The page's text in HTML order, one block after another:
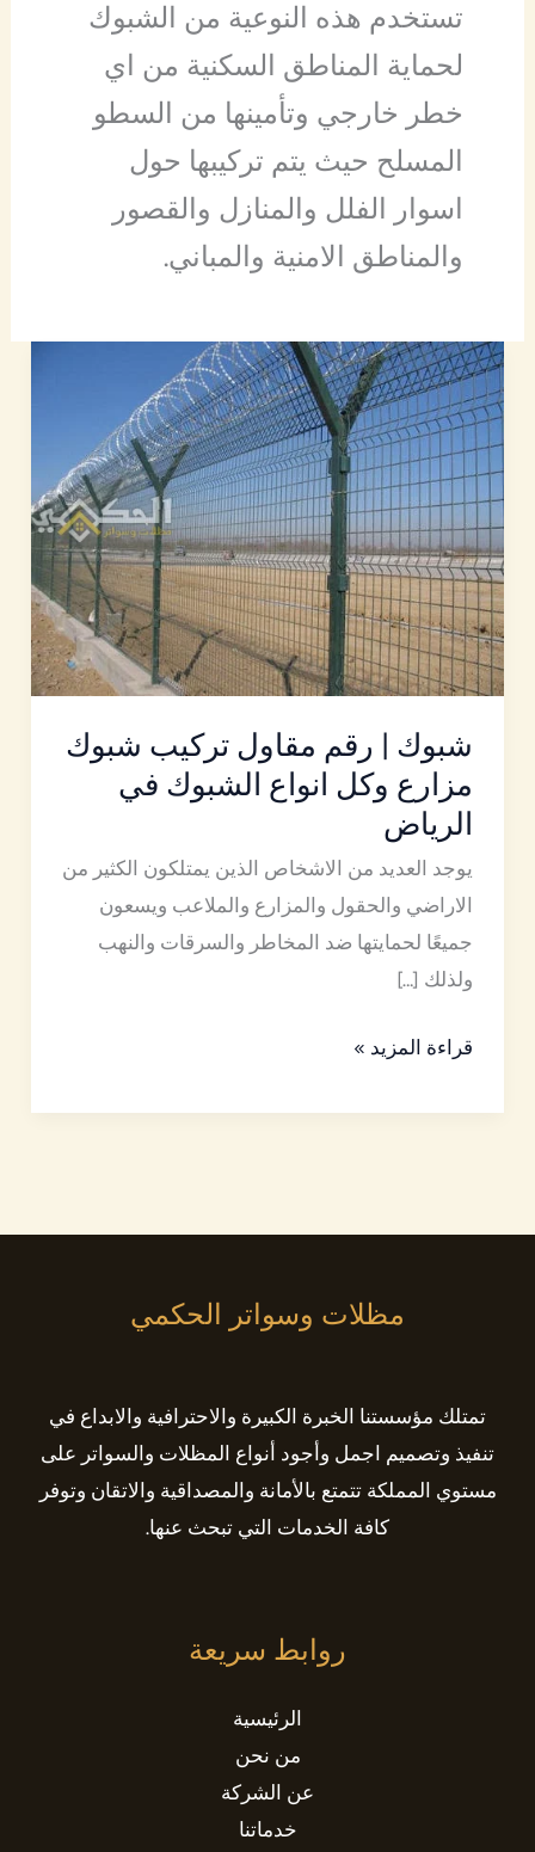
تستخدم هذه النوعية من الشبوك
لحماية المناطق السكنية من اي
خطر خارجي وتأمينها من السطو
المسلح حيث يتم تركيبها حول
اسوار الفلل والمنازل والقصور
والمناطق الامنية والمباني.
شبوك | رقم مقاول تركيب شبوك
مزارع وكل انواع الشبوك في
الرياض
يوجد العديد من الاشخاص الذين يمتلكون الكثير من
الاراضي والحقول والمزارع والملاعب ويسعون
جميعًا لحمايتها ضد المخاطر والسرقات والنهب
ولذلك […]
شبوك
|
رقم
مقاول
تركيب
شبوك
مزارع
وكل
انواع
الشبوك
الرياض
قراءة المزيد »
مظلات وسواتر الحكمي
تمتلك مؤسستنا الخبرة الكبيرة والاحترافية والابداع في
تنفيذ وتصميم اجمل وأجود أنواع المظلات والسواتر على
مستوي المملكة تتمتع بالأمانة والمصداقية والاتقان وتوفر
كافة الخدمات التي تبحث عنها.
روابط سريعة
الرئيسية
من نحن
عن الشركة
خدماتنا